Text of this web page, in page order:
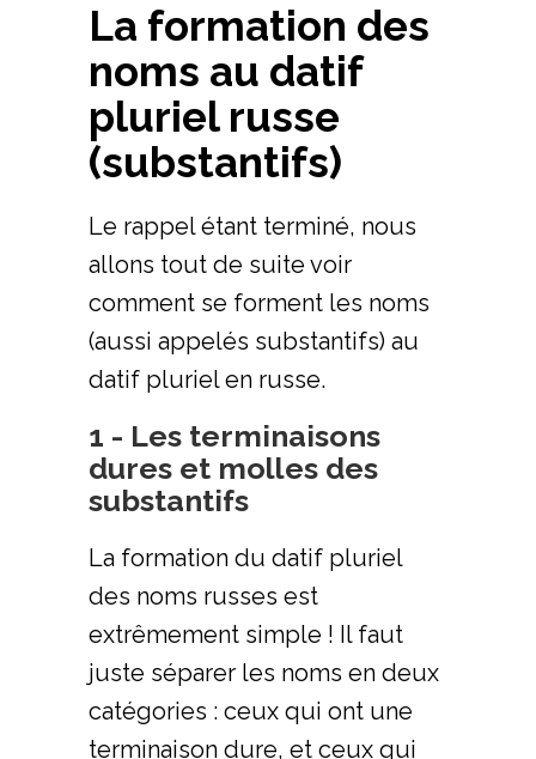
La formation des
noms au datif
pluriel russe
(substantifs)
Le rappel étant terminé, nous
allons tout de suite voir
comment se forment les noms
(aussi appelés substantifs) au
datif pluriel en russe.
1 - Les terminaisons
dures et molles des
substantifs
La formation du datif pluriel
des noms russes est
extrêmement simple ! Il faut
juste séparer les noms en deux
catégories : ceux qui ont une
terminaison dure, et ceux qui